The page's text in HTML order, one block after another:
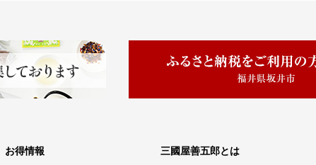
お得情報
三國屋善五郎とは